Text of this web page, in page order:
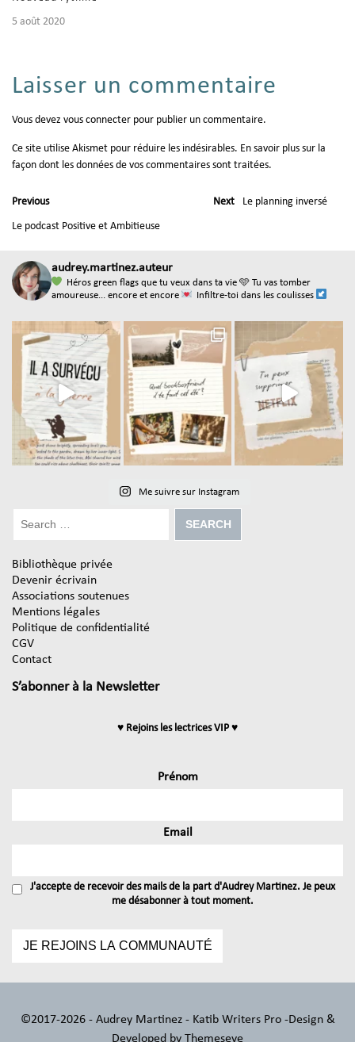
5 août 2020
Laisser un commentaire
Vous devez vous connecter pour publier un commentaire.
Ce site utilise Akismet pour réduire les indésirables. En savoir plus sur la
façon dont les données de vos commentaires sont traitées.
Previous
Le podcast Positive et Ambitieuse
Next Le planning inversé
audrey.martinez.auteur
Héros green flags que tu veux dans ta vie 🩵 Tu vas tomber
amoureuse... encore et encore
Infiltre-toi dans les coulisses
Me suivre sur Instagram
Bibliothèque privée
Devenir écrivain
Associations soutenues
Mentions légales
Politique de confidentialité
CGV
Contact
S’abonner à la Newsletter
♥ Rejoins les lectrices VIP ♥
Prénom
Email
J'accepte de recevoir des mails de la part d'Audrey Martinez. Je peux
me désabonner à tout moment.
©2017-2026 - Audrey Martinez - Katib Writers Pro -Design &
Developed by Themeseye